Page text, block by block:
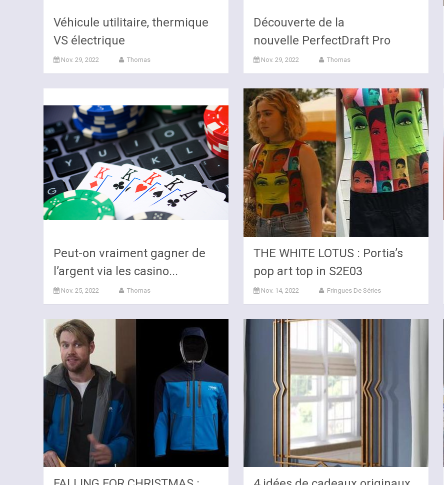
Véhicule utilitaire, thermique
VS électrique
Nov. 29, 2022 Thomas
Découverte de la
nouvelle PerfectDraft Pro
Nov. 29, 2022 Thomas
Peut-on vraiment gagner de
l’argent via les casino...
Nov. 25, 2022 Thomas
THE WHITE LOTUS : Portia’s
pop art top in S2E03
Nov. 14, 2022 Fringues De Séries